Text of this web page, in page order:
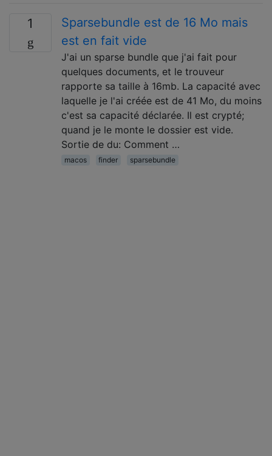
1
Sparsebundle est de 16 Mo mais
est en fait vide
J'ai un sparse bundle que j'ai fait pour
quelques documents, et le trouveur
rapporte sa taille à 16mb. La capacité avec
laquelle je l'ai créée est de 41 Mo, du moins
c'est sa capacité déclarée. Il est crypté;
quand je le monte le dossier est vide.
Sortie de du: Comment …
macos finder sparsebundle